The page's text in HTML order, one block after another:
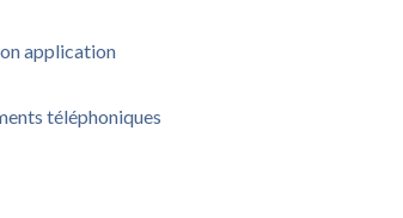
application
téléphoniques